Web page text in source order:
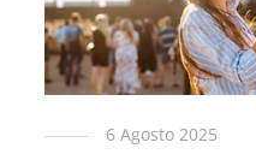
6 Agosto 2025